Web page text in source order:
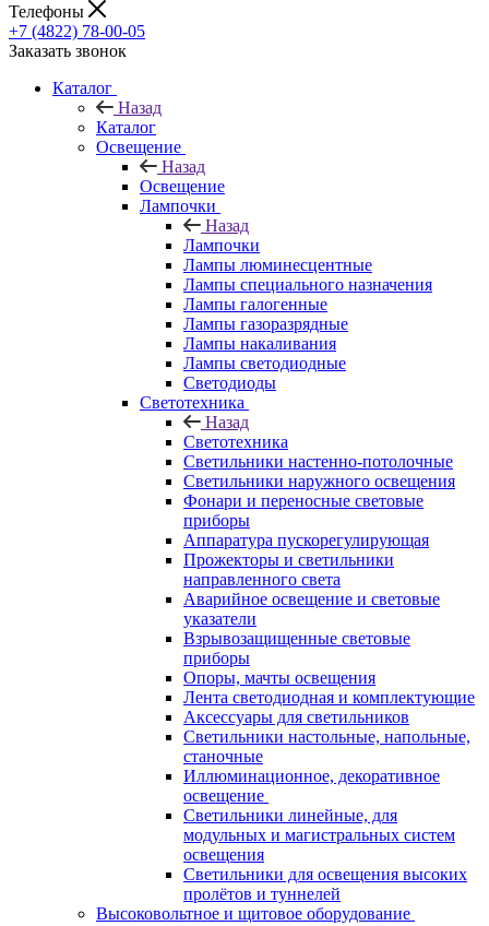
Телефоны
+7 (4822) 78-00-05
Заказать звонок
Каталог
Назад
Каталог
Освещение
Назад
Освещение
Лампочки
Назад
Лампочки
Лампы люминесцентные
Лампы специального назначения
Лампы галогенные
Лампы газоразрядные
Лампы накаливания
Лампы светодиодные
Светодиоды
Светотехника
Назад
Светотехника
Светильники настенно-потолочные
Светильники наружного освещения
Фонари и переносные световые
приборы
Аппаратура пускорегулирующая
Прожекторы и светильники
направленного света
Аварийное освещение и световые
указатели
Взрывозащищенные световые
приборы
Опоры, мачты освещения
Лента светодиодная и комплектующие
Аксессуары для светильников
Светильники настольные, напольные,
станочные
Иллюминационное, декоративное
освещение
Светильники линейные, для
модульных и магистральных систем
освещения
Светильники для освещения высоких
пролётов и туннелей
Высоковольтное и щитовое оборудование